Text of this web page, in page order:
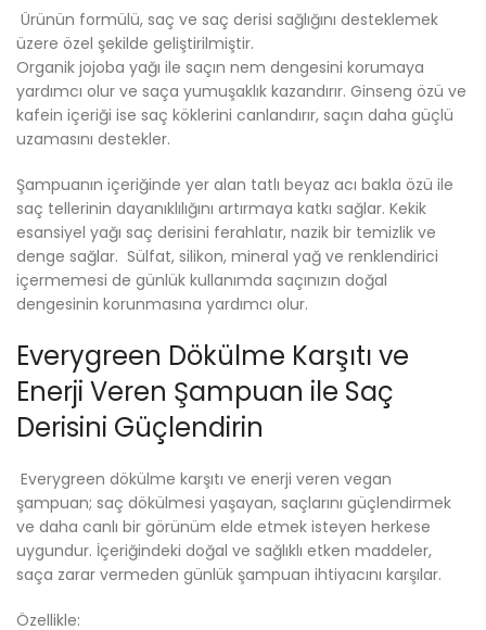
Ürünün formülü, saç ve saç derisi sağlığını desteklemek
üzere özel şekilde geliştirilmiştir.
Organik jojoba yağı ile saçın nem dengesini korumaya
yardımcı olur ve saça yumuşaklık kazandırır. Ginseng özü ve
kafein içeriği ise saç köklerini canlandırır, saçın daha güçlü
uzamasını destekler.
Şampuanın içeriğinde yer alan tatlı beyaz acı bakla özü ile
saç tellerinin dayanıklılığını artırmaya katkı sağlar. Kekik
esansiyel yağı saç derisini ferahlatır, nazik bir temizlik ve
denge sağlar. Sülfat, silikon, mineral yağ ve renklendirici
içermemesi de günlük kullanımda saçınızın doğal
dengesinin korunmasına yardımcı olur.
Everygreen Dökülme Karşıtı ve
Enerji Veren Şampuan ile Saç
Derisini Güçlendirin
Everygreen dökülme karşıtı ve enerji veren vegan
şampuan; saç dökülmesi yaşayan, saçlarını güçlendirmek
ve daha canlı bir görünüm elde etmek isteyen herkese
uygundur. İçeriğindeki doğal ve sağlıklı etken maddeler,
saça zarar vermeden günlük şampuan ihtiyacını karşılar.
Özellikle: